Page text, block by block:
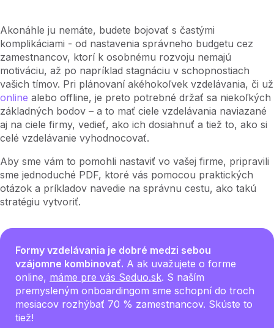
Akonáhle ju nemáte, budete bojovať s častými
komplikáciami - od nastavenia správneho budgetu cez
zamestnancov, ktorí k osobnému rozvoju nemajú
motiváciu, až po napríklad stagnáciu v schopnostiach
vašich tímov. Pri plánovaní akéhokoľvek vzdelávania, či už
online alebo offline, je preto potrebné držať sa niekoľkých
základných bodov – a to mať ciele vzdelávania naviazané
aj na ciele firmy, vedieť, ako ich dosiahnuť a tiež to, ako si
celé vzdelávanie vyhodnocovať.
Aby sme vám to pomohli nastaviť vo vašej firme, pripravili
sme jednoduché PDF, ktoré vás pomocou praktických
otázok a príkladov navedie na správnu cestu, ako takú
stratégiu vytvoriť.
Formy vzdelávania je dobré medzi sebou
vzájomne kombinovať. A ak uvažujete o forme
online, máme pre vás Seduo.sk. S naším
premysleným onboardingom sme schopní do troch
mesiacov rozhýbať 70 % zamestnancov. Skúste to
tiež!